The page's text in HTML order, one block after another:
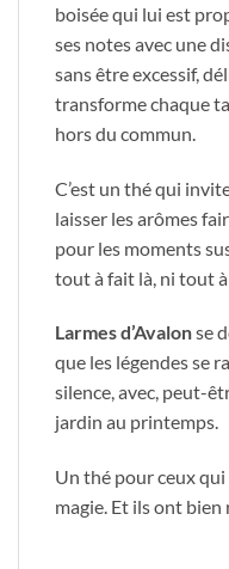
boisée qui lui est
ses notes avec une
sans être excessif,
transforme chaque
hors du commun.
C’est un thé qui
laisser les arômes
pour les moments
tout à fait là, ni tout
Larmes d’Avalonse
que les légendes se
silence, avec, peut-
jardin au printemps.
Un thé pour ceux
magie. Et ils ont bien